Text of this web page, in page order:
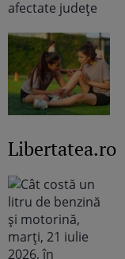
Libertatea.ro